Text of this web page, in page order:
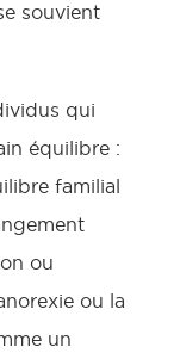
souvient
qui
équilibre :
familial
ou
ou la
un